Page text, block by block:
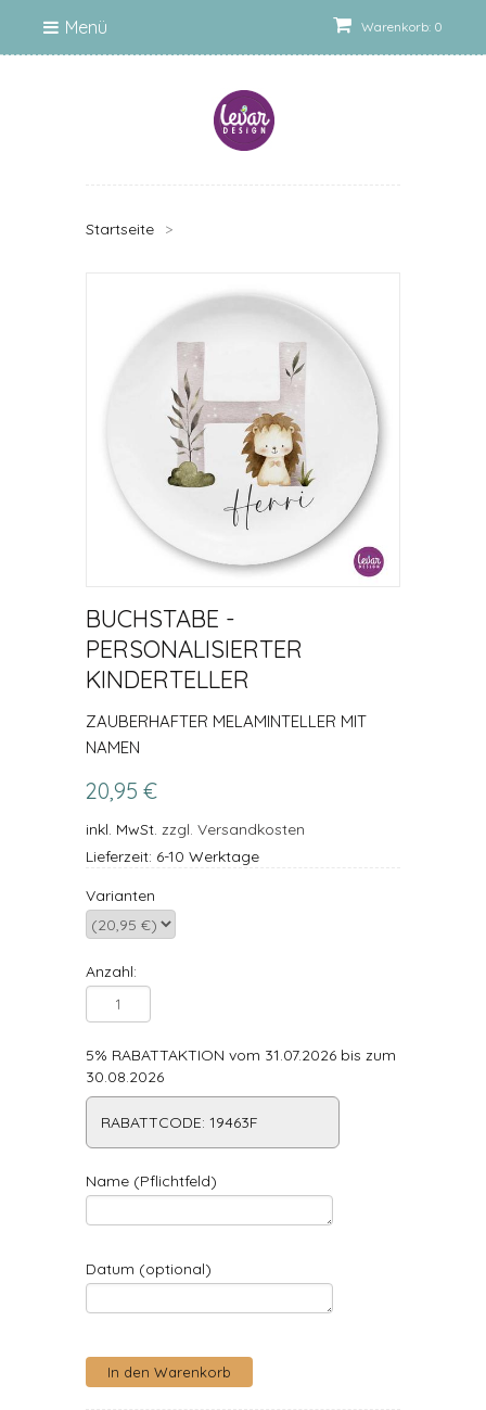
Warenkorb: 0
Menü
Startseite >
BUCHSTABE -
PERSONALISIERTER
KINDERTELLER
ZAUBERHAFTER MELAMINTELLER MIT
NAMEN
20,95 €
inkl. MwSt. zzgl. Versandkosten
Lieferzeit: 6-10 Werktage
Varianten
Anzahl:
5% RABATTAKTION vom 31.07.2026 bis zum
30.08.2026
RABATTCODE: 19463F
Name (Pflichtfeld)
Datum (optional)